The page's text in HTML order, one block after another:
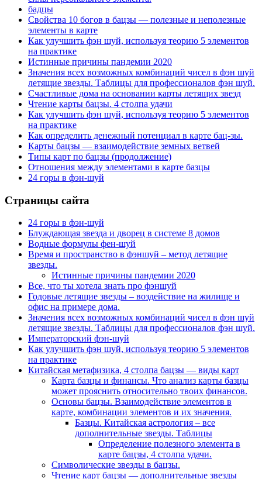
бадцы
Свойства 10 богов в бацзы — полезные и неполезные
элементы в карте
Как улучшить фэн шуй, используя теорию 5 элементов
на практике
Истинные причины пандемии 2020
Значения всех возможных комбинаций чисел в фэн шуй
летящие звезды. Таблицы для профессионалов фэн шуй.
Счастливые дома на основании карты летящих звезд
Чтение карты бацзы. 4 столпа удачи
Как улучшить фэн шуй, используя теорию 5 элементов
на практике
Как определить денежный потенциал в карте бац-зы.
Карты бацзы — взаимодействие земных ветвей
Типы карт по бацзы (продолжение)
Отношения между элементами в карте базцы
24 горы в фэн-шуй
Страницы сайта
24 горы в фэн-шуй
Блуждающая звезда и дворец в системе 8 домов
Водные формулы фен-шуй
Время и пространство в фэншуй – метод летящие
звезды.
Истинные причины пандемии 2020
Все, что ты хотела знать про фэншуй
Годовые летящие звезды – воздействие на жилище и
офис на примере дома.
Значения всех возможных комбинаций чисел в фэн шуй
летящие звезды. Таблицы для профессионалов фэн шуй.
Императорский фэн-шуй
Как улучшить фэн шуй, используя теорию 5 элементов
на практике
Китайская метафизика, 4 столпа бацзы — виды карт
Карта базцы и финансы. Что анализ карты базцы
может прояснить относительно твоих финансов.
Основы бацзы. Взаимодействие элементов в
карте, комбинации элементов и их значения.
Базцы. Китайская астрология – все
дополнительные звезды. Таблицы
Определение полезного элемента в
карте бацзы, 4 столпа удачи.
Символические звезды в бацзы.
Чтение карт бацзы — дополнительные звезды